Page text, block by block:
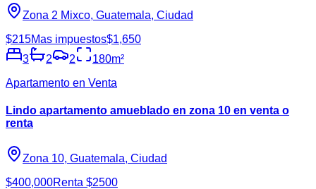
Zona 2 Mixco, Guatemala, Ciudad
$215Mas impuestos$1,650
3
2 2 180m²
Apartamento en Venta
Lindo apartamento amueblado en zona 10 en venta o
renta
Zona 10, Guatemala, Ciudad
$400,000Renta $2500